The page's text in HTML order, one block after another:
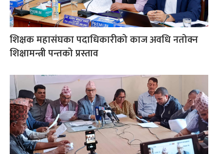
शिक्षक महासंघका पदाधिकारीको काज अवधि नतोक्न
शिक्षामन्त्री पन्तको प्रस्ताव